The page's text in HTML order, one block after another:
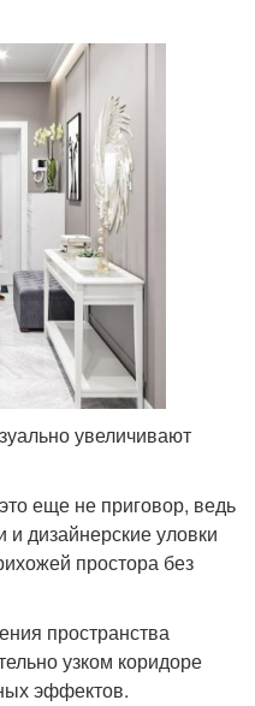
увеличивают
еще не приговор, ведь
дизайнерские уловки
простора без
пространства
узком коридоре
эффектов.